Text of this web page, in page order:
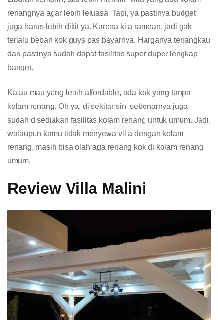
renangnya agar lebih leluasa. Tapi, ya pastinya budget
juga harus lebih dikit ya. Karena kita ramean, jadi gak
terlalu beban kok guys pas bayarnya. Harganya terjangkau
dan pastinya sudah dapat fasilitas super duper lengkap
banget.
Kalau mau yang lebih affordable, ada kok yang tanpa
kolam renang. Oh ya, di sekitar sini sebenarnya juga
sudah disediakan fasilitas kolam renang untuk umum. Jadi,
walaupun kamu tidak menyewa villa dengan kolam
renang, masih bisa olahraga renang kok di kolam renang
umum.
Review Villa Malini